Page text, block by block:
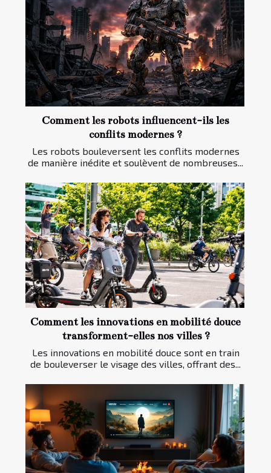
Comment les robots influencent-ils les
conflits modernes ?
Les robots bouleversent les conflits modernes
de manière inédite et soulèvent de nombreuses...
Comment les innovations en mobilité douce
transforment-elles nos villes ?
Les innovations en mobilité douce sont en train
de bouleverser le visage des villes, offrant des...